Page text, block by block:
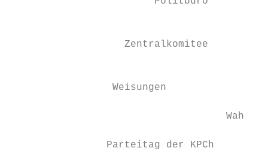
Zentralkomitee
                 Weisungen
                                    Wahlen
Parteitag der KPCh